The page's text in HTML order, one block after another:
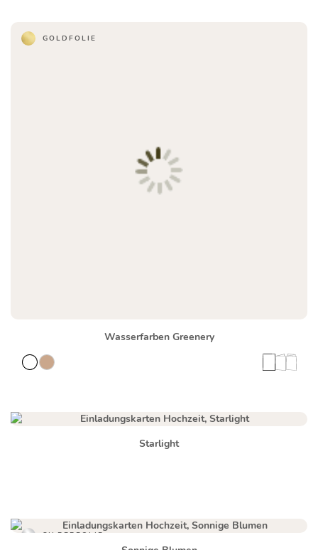
GOLDFOLIE
Wasserfarben Greenery
Starlight
SILBERFOLIE